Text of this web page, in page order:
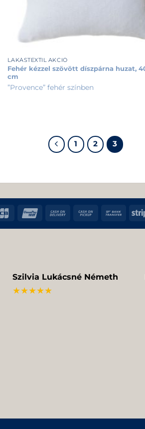
+
LAKÁSTEXTIL AKCIÓ
Fehér kézzel szövött díszpárna huzat,
cm
”Provence” fehér színben
1 2 3
JCB UnionPayCash
Cash
Bank
Szilvia Lukácsné Németh
★★★★★